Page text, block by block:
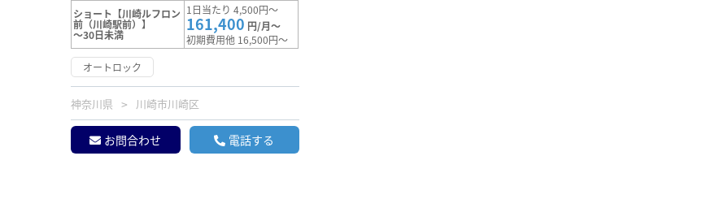
ショート【川崎ルフロン
前（川崎駅前）】
～30日未満
1日当たり 4,500円～
161,400 円/月～
初期費用他 16,500円～
オートロック
神奈川県 川崎市川崎区
お問合わせ 電話する